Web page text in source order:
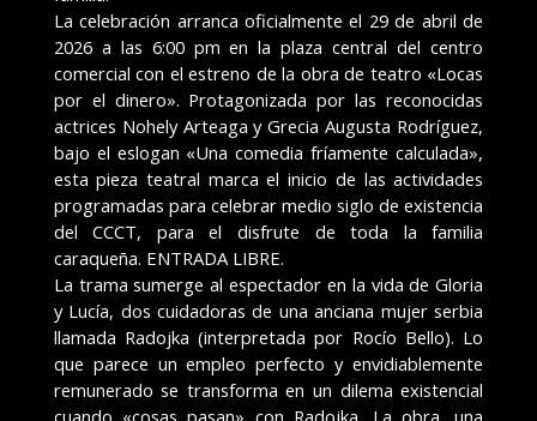
La celebración arranca oficialmente el 29 de abril de
2026 a las 6:00 pm en la plaza central del centro
comercial con el estreno de la obra de teatro «Locas
por el dinero». Protagonizada por las reconocidas
actrices Nohely Arteaga y Grecia Augusta Rodríguez,
bajo el eslogan «Una comedia fríamente calculada»,
esta pieza teatral marca el inicio de las actividades
programadas para celebrar medio siglo de existencia
del CCCT, para el disfrute de toda la familia
caraqueña. ENTRADA LIBRE.
La trama sumerge al espectador en la vida de Gloria
y Lucía, dos cuidadoras de una anciana mujer serbia
llamada Radojka (interpretada por Rocío Bello). Lo
que parece un empleo perfecto y envidiablemente
remunerado se transforma en un dilema existencial
cuando «cosas pasan» con Radojka. La obra, una